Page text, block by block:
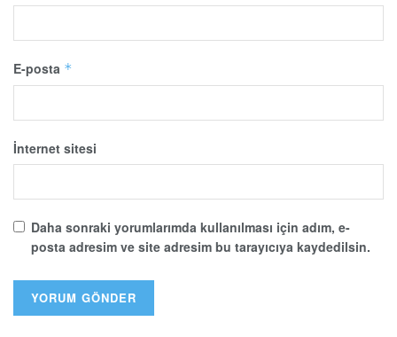
E-posta *
İnternet sitesi
Daha sonraki yorumlarımda kullanılması için adım, e-
posta adresim ve site adresim bu tarayıcıya kaydedilsin.